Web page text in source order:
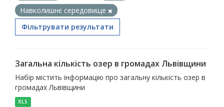
Навколишнє середовище
Фільтрувати результати
Загальна кількість озер в громадах Львівщини
Набір містить інформацію про загальну кількість озер в
громадах Львівщини
XLS